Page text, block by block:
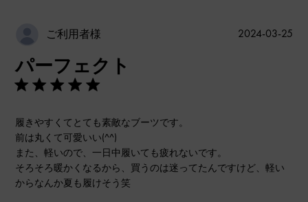
ご利用者様
パーフェクト
履きやすくてとても素敵なブーツです。
前は丸くて可愛いい(^^)
また、軽いので、一日中履いても疲れないです。
そろそろ暖かくなるから、買うのは迷ってたんですけど、軽い
からなんか夏も履けそう笑
公
2024-03-25